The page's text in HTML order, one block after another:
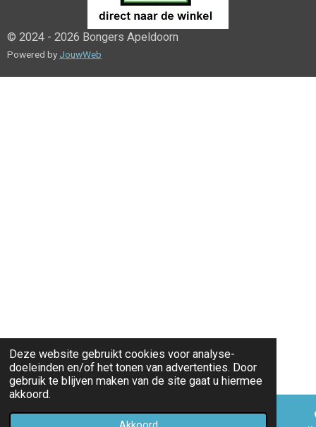
Deze website gebruikt cookies voor analyse-
doeleinden en/of het tonen van advertenties. Door
gebruik te blijven maken van de site gaat u hiermee
akkoord.
© 2024 - 2026 Bongers Apeldoorn
Powered by JouwWeb